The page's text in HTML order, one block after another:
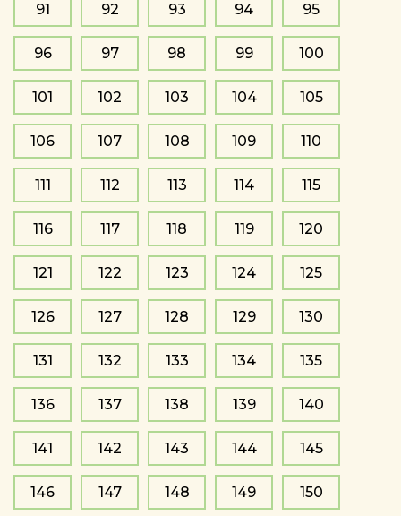
91 92 93 94 95
96 97 98 99 100
101 102 103 104 105
106 107 108 109 110
111 112 113 114 115
116 117 118 119 120
121 122 123 124 125
126 127 128 129 130
131 132 133 134 135
136 137 138 139 140
141 142 143 144 145
146 147 148 149 150